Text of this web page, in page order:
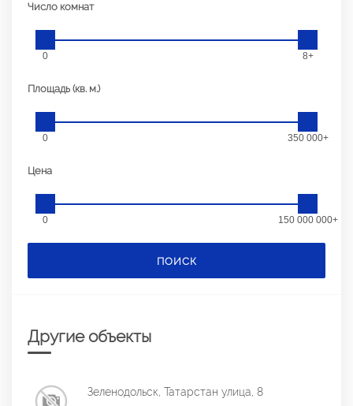
Число комнат
0 8+
Площадь (кв. м.)
0 350 000+
Цена
0 150 000 000+
ПОИСК
Другие объекты
Зеленодольск, Татарстан улица, 8